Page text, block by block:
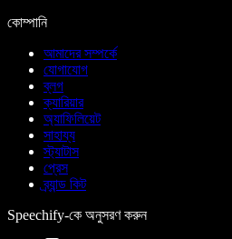
কোম্পানি
আমাদের সম্পর্কে
যোগাযোগ
ব্লগ
ক্যারিয়ার
অ্যাফিলিয়েট
সাহায্য
স্ট্যাটাস
প্রেস
ব্র্যান্ড কিট
Speechify-কে অনুসরণ করুন